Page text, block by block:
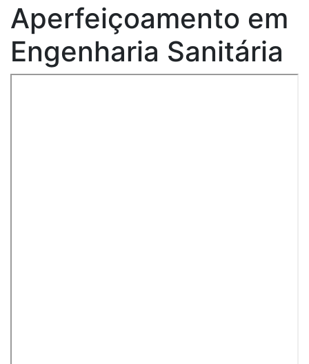
Aperfeiçoamento em
Engenharia Sanitária